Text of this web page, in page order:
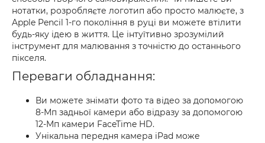
нотатки, розробляєте логотип або просто малюєте, з
Apple Pencil 1-го покоління в руці ви можете втілити
будь-яку ідею в життя. Це інтуїтивно зрозумілий
інструмент для малювання з точністю до останнього
пікселя.
Переваги обладнання:
Ви можете знімати фото та відео за допомогою
8-Мп задньої камери або відразу за допомогою
12-Мп камери FaceTime HD.
Унікальна передня камера iPad може